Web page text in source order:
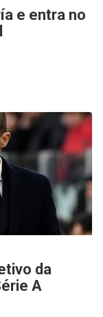
e entra no
da
A